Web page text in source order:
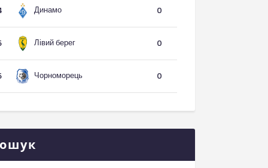
Динамо 0
Лівий берег 0
Чорноморець 0